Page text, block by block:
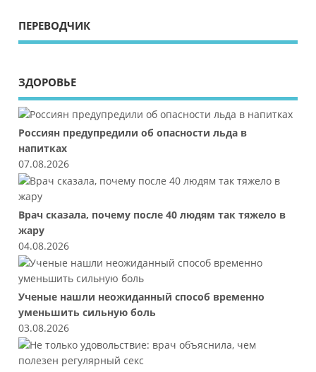
ПЕРЕВОДЧИК
ЗДОРОВЬЕ
Россиян предупредили об опасности льда в
напитках
07.08.2026
Врач сказала, почему после 40 людям так тяжело в
жару
04.08.2026
Ученые нашли неожиданный способ временно
уменьшить сильную боль
03.08.2026